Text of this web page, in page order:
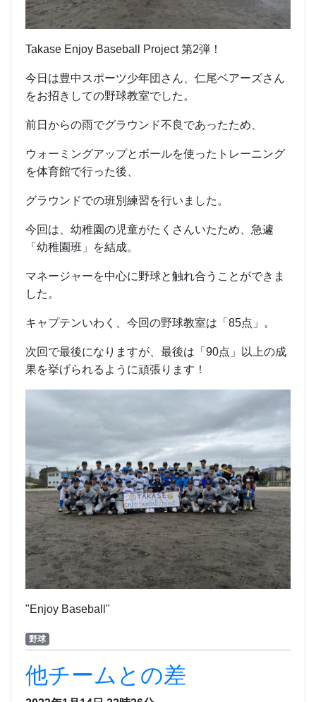
Takase Enjoy Baseball Project 第2弾！
今日は豊中スポーツ少年団さん、仁尾ベアーズさん
をお招きしての野球教室でした。
前日からの雨でグラウンド不良であったため、
ウォーミングアップとボールを使ったトレーニング
を体育館で行った後、
グラウンドでの班別練習を行いました。
今回は、幼稚園の児童がたくさんいたため、急遽
「幼稚園班」を結成。
マネージャーを中心に野球と触れ合うことができま
した。
キャプテンいわく、今回の野球教室は「85点」。
次回で最後になりますが、最後は「90点」以上の成
果を挙げられるように頑張ります！
"Enjoy Baseball"
野球
他チームとの差